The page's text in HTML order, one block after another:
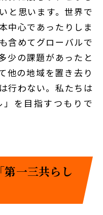
と思います。世界で
中心であったりしま
含めてグローバルで
少の課題があったと
他の地域を置き去り
行わない。私たちは
」を目指すつもりで
第一三共らし